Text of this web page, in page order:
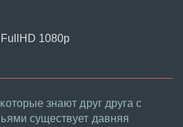
1080p
знают друг друга с
существует давняя